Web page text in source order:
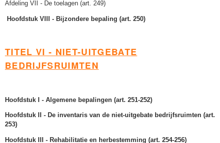
Afdeling VII - De toelagen (art. 249)
Hoofdstuk VIII - Bijzondere bepaling (art. 250)
TITEL VI - NIET-UITGEBATE
BEDRIJFSRUIMTEN
Hoofdstuk I - Algemene bepalingen (art. 251-252)
Hoofdstuk II - De inventaris van de niet-uitgebate bedrijfsruimten (art.
253)
Hoofdstuk III - Rehabilitatie en herbestemming (art. 254-256)